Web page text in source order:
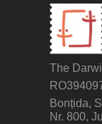
The
Bonțida,
Nr. 800,